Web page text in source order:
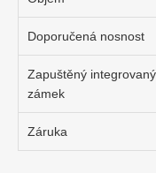
Doporučená nosnost
Zapuštěný
zámek
Záruka